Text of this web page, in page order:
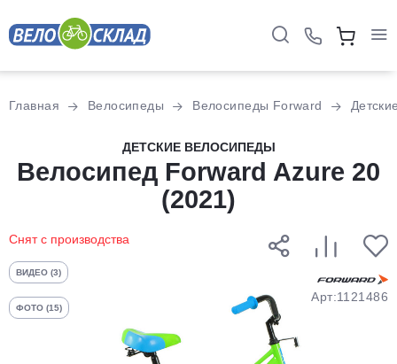
Главная Велосипеды Велосипеды Forward
ДЕТСКИЕ ВЕЛОСИПЕДЫ
Велосипед Forward Azure 20
(2021)
Снят с производства
ВИДЕО (3)
ФОТО (15)
Арт:1121486
Разбейте
оплатуна части
без переплат
График платежей